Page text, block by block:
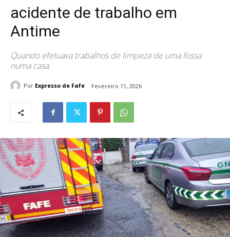
acidente de trabalho em
Antime
Quando efetuava trabalhos de limpeza de uma fossa
numa casa.
Por Expresso de Fafe Fevereiro 11, 2026